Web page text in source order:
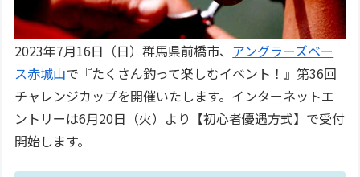
2023年7月16日（日）群馬県前橋市、 アングラーズベー
ス赤城山で『たくさん釣って楽しむイベント！』第36回
チャレンジカップを開催いたします。インターネットエ
ントリーは6月20日（火）より【初心者優遇方式】で受付
開始します。